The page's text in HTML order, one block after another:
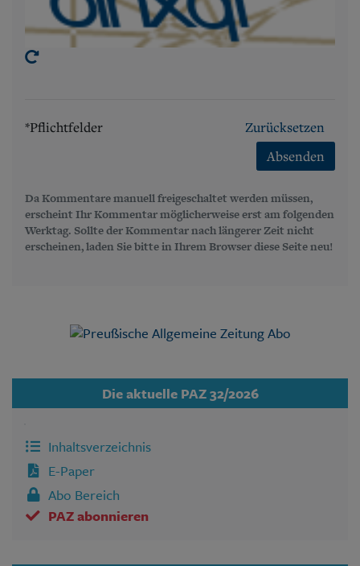
*Pflichtfelder
Zurücksetzen
Absenden
Da Kommentare manuell freigeschaltet werden müssen,
erscheint Ihr Kommentar möglicherweise erst am folgenden
Werktag. Sollte der Kommentar nach längerer Zeit nicht
erscheinen, laden Sie bitte in Ihrem Browser diese Seite neu!
Die aktuelle PAZ 32/2026
Inhaltsverzeichnis
E-Paper
Abo Bereich
PAZ abonnieren